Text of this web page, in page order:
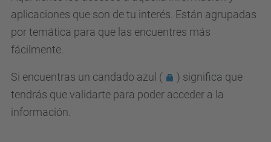
aplicaciones que son de tu interés. Están agrupadas
por temática para que las encuentres más
fácilmente.
Si encuentras un candado azul (
) significa que
tendrás que validarte para poder acceder a la
información.